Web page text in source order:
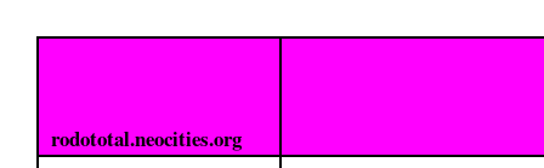
rodototal.neocities.org